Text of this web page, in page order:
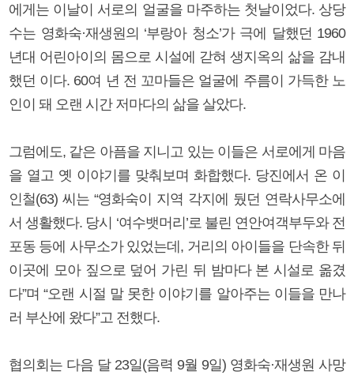
에게는 이날이 서로의 얼굴을 마주하는 첫날이었다. 상당
수는 영화숙·재생원의 ‘부랑아 청소’가 극에 달했던 1960
년대 어린아이의 몸으로 시설에 갇혀 생지옥의 삶을 감내
했던 이다. 60여 년 전 꼬마들은 얼굴에 주름이 가득한 노
인이 돼 오랜 시간 저마다의 삶을 살았다.
그럼에도, 같은 아픔을 지니고 있는 이들은 서로에게 마음
을 열고 옛 이야기를 맞춰보며 화합했다. 당진에서 온 이
인철(63) 씨는 “영화숙이 지역 각지에 뒀던 연락사무소에
서 생활했다. 당시 ‘여수뱃머리’로 불린 연안여객부두와 전
포동 등에 사무소가 있었는데, 거리의 아이들을 단속한 뒤
이곳에 모아 짚으로 덮어 가린 뒤 밤마다 본 시설로 옮겼
다”며 “오랜 시절 말 못한 이야기를 알아주는 이들을 만나
러 부산에 왔다”고 전했다.
협의회는 다음 달 23일(음력 9월 9일) 영화숙·재생원 사망